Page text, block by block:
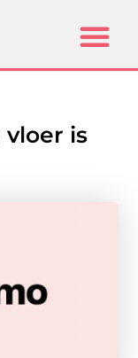
vloer is